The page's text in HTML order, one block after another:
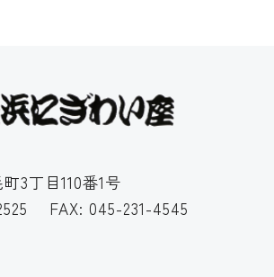
3丁目110番1号
FAX: 045-231-4545